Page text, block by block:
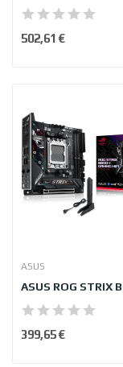
502,61 €
ASUS
399,65 €